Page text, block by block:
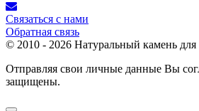
Связаться с нами
Обратная связь
© 2010 - 2026 Натуральный камень
Отправляя свои личные данные Вы
защищены.